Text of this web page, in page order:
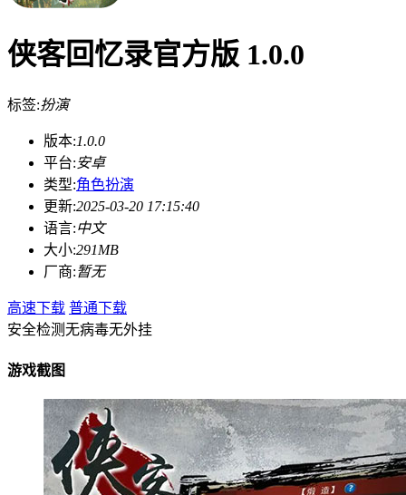
侠客回忆录官方版 1.0.0
标签:扮演
版本:1.0.0
平台:安卓
类型:角色扮演
更新:2025-03-20 17:15:40
语言:中文
大小:291MB
厂商:暂无
高速下载 普通下载
安全检测无病毒无外挂
游戏截图